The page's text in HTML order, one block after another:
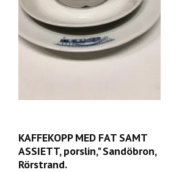
KAFFEKOPP MED FAT SAMT
ASSIETT, porslin," Sandöbron,
Rörstrand.